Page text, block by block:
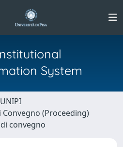
System
(Proceeding)
convegno